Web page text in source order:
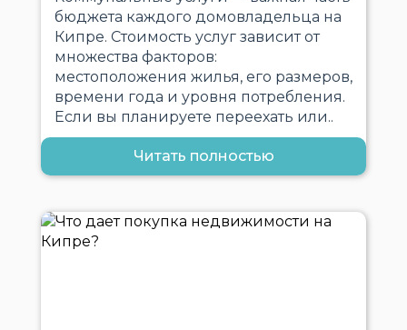
бюджета каждого домовладельца на
Кипре. Стоимость услуг зависит от
множества факторов:
местоположения жилья, его размеров,
времени года и уровня потребления.
Если вы планируете переехать или..
Читать полностью